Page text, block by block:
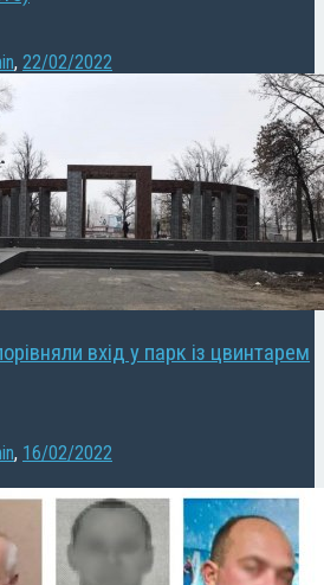
, 22/02/2022
вхід у парк із цвинтарем
, 16/02/2022